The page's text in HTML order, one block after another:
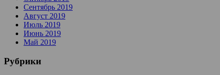
Сентябрь 2019
Август 2019
Июль 2019
Июнь 2019
Май 2019
Рубрики